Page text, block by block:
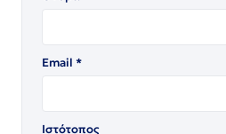
Email *
Ιστότοπος